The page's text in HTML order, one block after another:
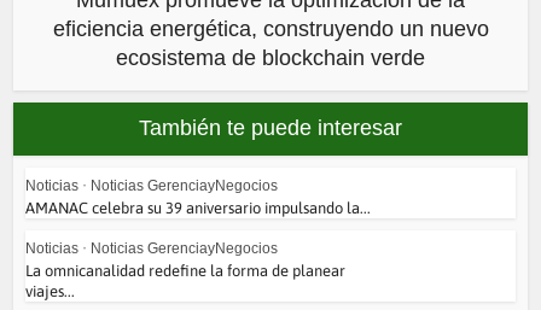
eficiencia energética, construyendo un nuevo
ecosistema de blockchain verde
También te puede interesar
Noticias • Noticias GerenciayNegocios
AMANAC celebra su 39 aniversario impulsando la...
Noticias • Noticias GerenciayNegocios
La omnicanalidad redefine la forma de planear
viajes...